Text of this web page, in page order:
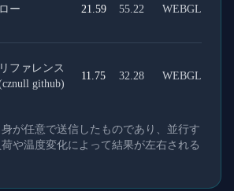
ロー 21.59 55.22 WEBGL
リファレンス
github)
11.75 32.28 WEBGL
が任意で送信したものであり、並行す
や温度変化によって結果が左右される